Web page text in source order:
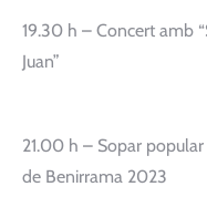
19.30 h – Concert amb
Juan”
21.00 h – Sopar
de Benirrama 2023